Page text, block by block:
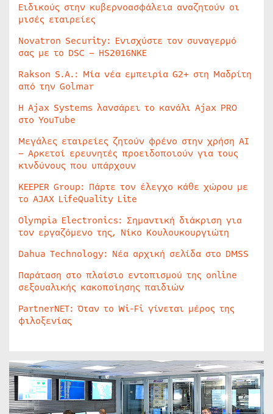
Ειδικούς στην κυβερνοασφάλεια αναζητούν οι
μισές εταιρείες
Novatron Security: Ενισχύστε τον συναγερμό
σας με το DSC – HS2016NKE
Rakson S.A.: Μία νέα εμπειρία G2+ στη Μαδρίτη
από την Golmar
Η Ajax Systems λανσάρει το κανάλι Ajax PRO
στο YouTube
Μεγάλες εταιρείες ζητούν φρένο στην χρήση AI
– Αρκετοί ερευνητές προειδοποιούν για τους
κινδύνους που υπάρχουν
KEEPER Group: Πάρτε τον έλεγχο κάθε χώρου με
το AJAX LifeQuality Lite
Olympia Electronics: Σημαντική διάκριση για
τον εργαζόμενο της, Νίκο Κουλουκουργιώτη
Dahua Technology: Νέα αρχική σελίδα στο DMSS
Παράταση στο πλαίσιο εντοπισμού της online
σεξουαλικής κακοποίησης παιδιών
PartnerNET: Όταν το Wi-Fi γίνεται μέρος της
φιλοξενίας